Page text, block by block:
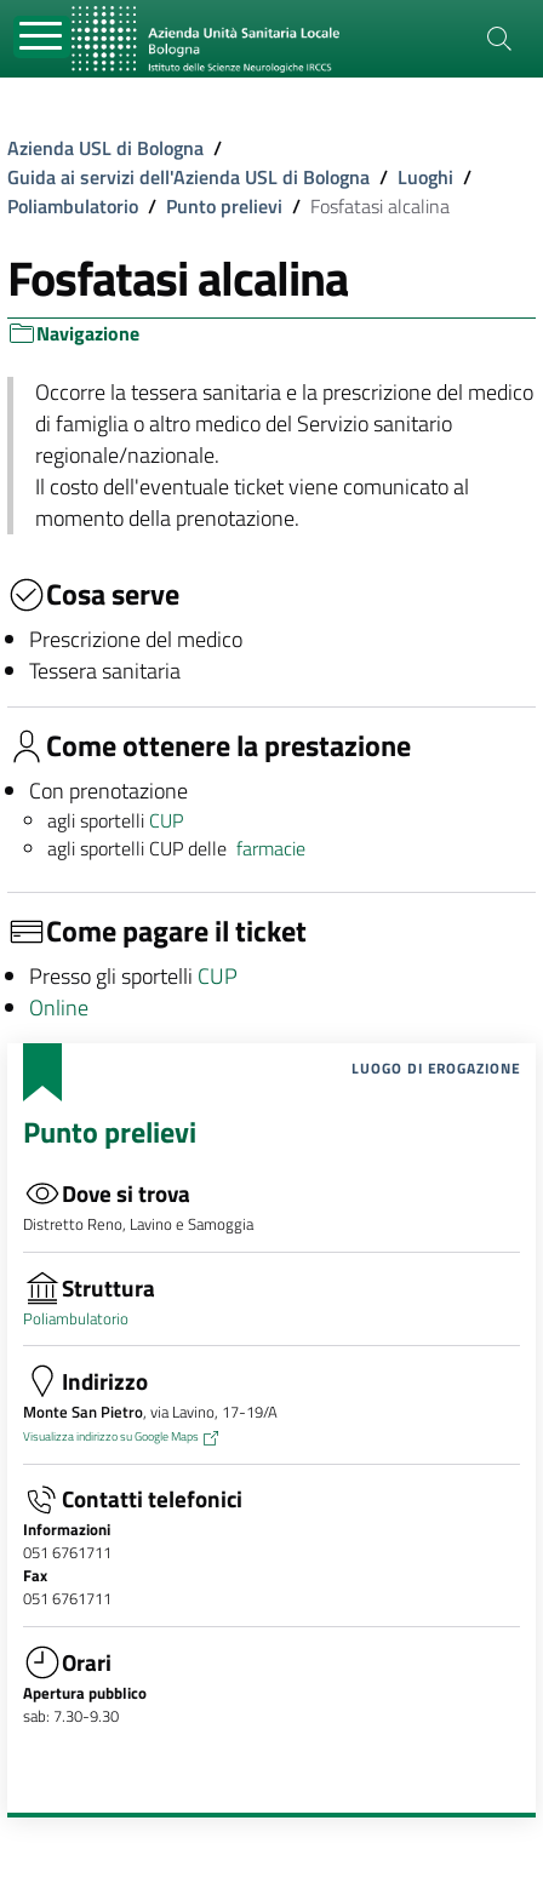
Azienda USL di Bologna /
Guida ai servizi dell'Azienda USL di Bologna / Luoghi /
Poliambulatorio / Punto prelievi / Fosfatasi alcalina
Fosfatasi alcalina
Navigazione
Occorre la tessera sanitaria e la prescrizione del medico
di famiglia o altro medico del Servizio sanitario
regionale/nazionale.
Il costo dell'eventuale ticket viene comunicato al
momento della prenotazione.
Cosa serve
Prescrizione del medico
Tessera sanitaria
Come ottenere la prestazione
Con prenotazione
agli sportelli CUP
agli sportelli CUP dellefarmacie
Come pagare il ticket
Presso gli sportelli CUP
Online
LUOGO DI EROGAZIONE
Punto prelievi
Dove si trova
Distretto Reno, Lavino e Samoggia
Struttura
Poliambulatorio
Indirizzo
Monte San Pietro, via Lavino, 17-19/A
Visualizza indirizzo su Google Maps
Contatti telefonici
Informazioni
051 6761711
Fax
051 6761711
Orari
Apertura pubblico
sab: 7.30-9.30